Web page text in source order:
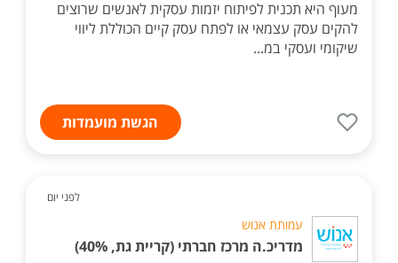
מעוף היא תכנית לפיתוח יזמות עסקית לאנשים שרוצים
להקים עסק עצמאי או לפתח עסק קיים הכוללת ליווי
שיקומי ועסקי במ...
הגשת מועמדות
לפני יום
עמותת אנוש
מדריכ.ה מרכז חברתי (קריית גת, 40%)